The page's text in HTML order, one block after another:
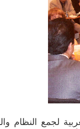
لجمع النظام